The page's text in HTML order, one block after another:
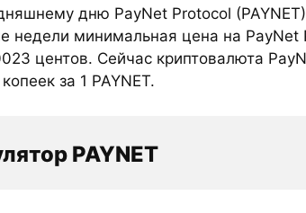
дню PayNet Protocol
недели минимальная цена на PayNet
центов. Сейчас криптовалюта
за 1 PAYNET.
PAYNET